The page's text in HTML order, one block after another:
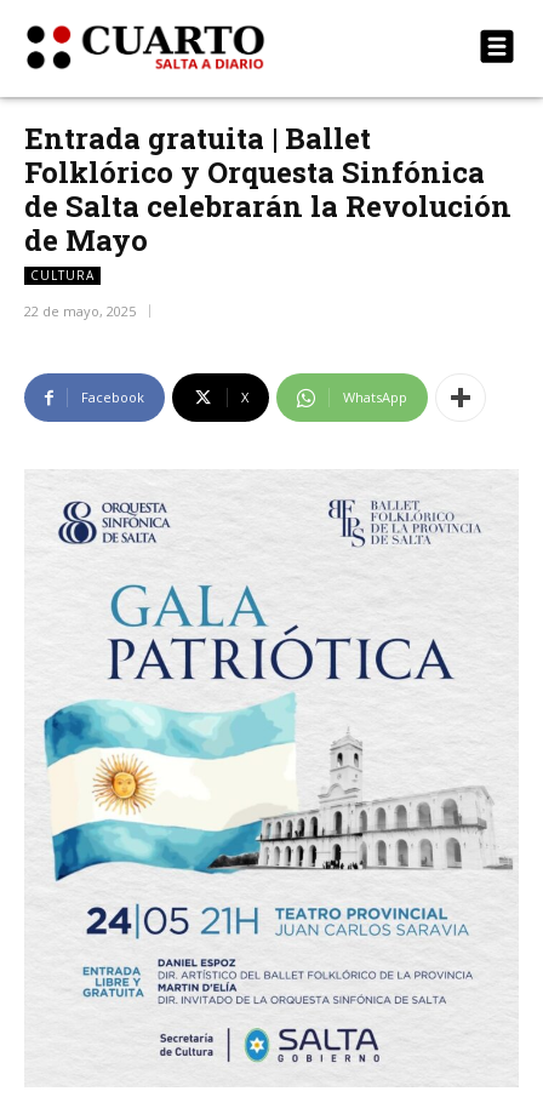
Entrada gratuita | Ballet
Folklórico y Orquesta Sinfónica
de Salta celebrarán la Revolución
de Mayo
CULTURA
22 de mayo, 2025
Facebook X WhatsApp